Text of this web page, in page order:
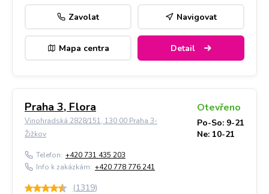
Zavolat Navigovat
Mapa centra Detail
Praha 3, Flora
Vinohradská 2828/151, 130 00 Praha 3-
Žižkov
Otevřeno
Po-So: 9-21
Ne: 10-21
Telefon: +420 731 435 203
Info k zakázkám: +420 778 776 241
(1319)